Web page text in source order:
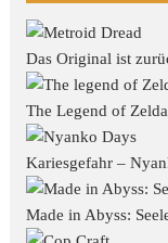
Das Original ist
The Legend of
Kariesgefahr –
Made in Abyss: